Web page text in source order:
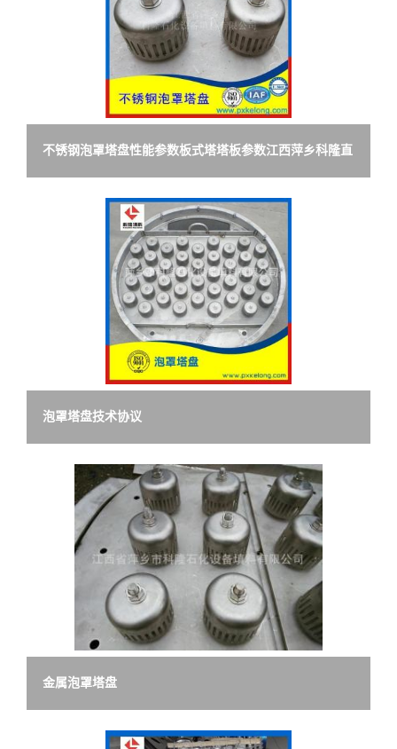
不锈钢泡罩塔盘性能参数板式塔塔板参数江西萍乡科隆直
销
泡罩塔盘技术协议
金属泡罩塔盘